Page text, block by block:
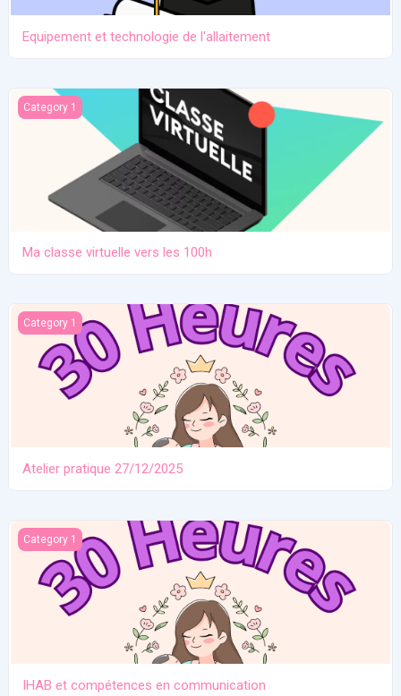
Equipement et technologie de l'allaitement
Ma classe virtuelle vers les 100h
Category 1
Ma classe virtuelle vers les 100h
Atelier pratique 27/12/2025
Category 1
Atelier pratique 27/12/2025
IHAB et compétences en communication
Category 1
IHAB et compétences en communication